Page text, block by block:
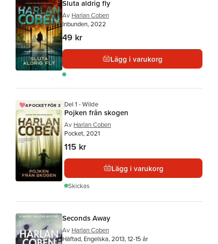
Sluta aldrig fly
Av Harlan Coben
Inbunden, 2022
49 kr
Lägg i varukorg
4 POCKET FÖR 3 Del 1 - Wilde
Pojken från skogen
Av Harlan Coben
Pocket, 2021
115 kr
Lägg i varukorg
Skickas
Seconds Away
Av Harlan Coben
Häftad, Engelska, 2013, 12-15 år